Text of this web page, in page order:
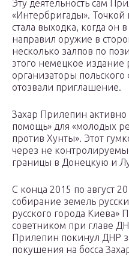
Эту деятельность сам
«Интербригады». Точкой
стала выходка, когда он
направил оружие в
несколько залпов по
этого немецкое издание
организаторы
отозвали приглашение.
Захар Прилепин
помощь» для «молодых
против Хунты». Этот
через не
границы в Донецкую и
С конца 2015 по август
собирание земель
русского города Киева»
советником при главе
Прилепин покинул ДНР
покушения на босса